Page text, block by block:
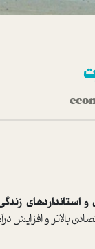
استانداردهای
بالاتر و افزایش